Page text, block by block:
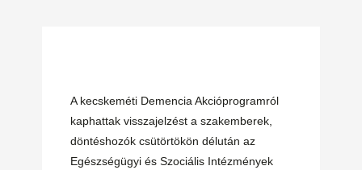
A kecskeméti Demencia Akcióprogramról
kaphattak visszajelzést a szakemberek,
döntéshozók csütörtökön délután az
Egészségügyi és Szociális Intézmények